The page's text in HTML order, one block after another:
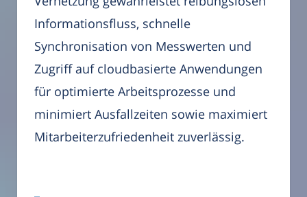
Informationsfluss, schnelle
Synchronisation von Messwerten und
Zugriff auf cloudbasierte Anwendungen
für optimierte Arbeitsprozesse und
minimiert Ausfallzeiten sowie maximiert
Mitarbeiterzufriedenheit zuverlässig.